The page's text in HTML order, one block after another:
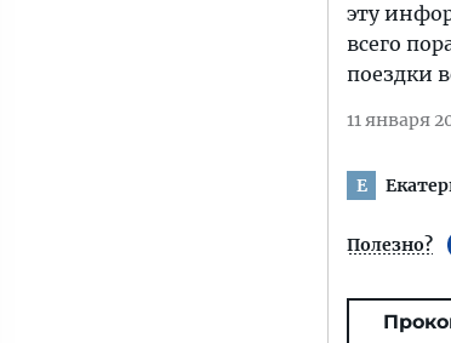
эту
всего
поездки
11 января
Е
Полезно?